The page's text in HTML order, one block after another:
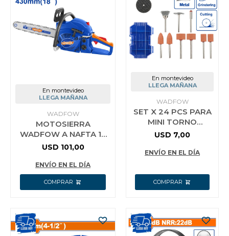
En montevideo
LLEGA MAÑANA
WADFOW
MOTOSIERRA
WADFOW A NAFTA 18
PULG 1.8 KW 46CC
USD 101,00
ENVÍO EN EL DÍA
En montevideo
LLEGA MAÑANA
WADFOW
SET X 24 PCS PARA
MINI TORNO
WADFOW
USD 7,00
ENVÍO EN EL DÍA